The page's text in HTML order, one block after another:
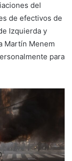
del
de efectivos de
Izquierda y
Martín Menem
para